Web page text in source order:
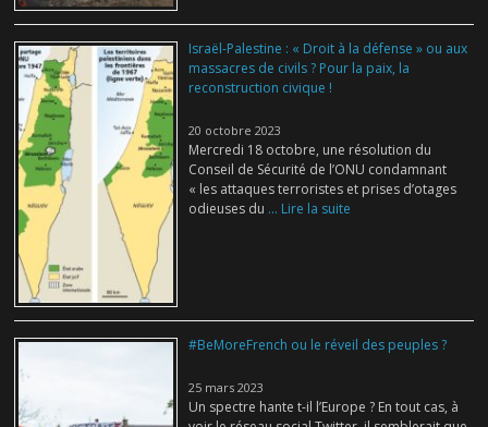
Israël-Palestine : « Droit à la défense » ou aux
massacres de civils ? Pour la paix, la
reconstruction civique !
20 octobre 2023
Mercredi 18 octobre, une résolution du
Conseil de Sécurité de l’ONU condamnant
« les attaques terroristes et prises d’otages
odieuses du ... Lire la suite
#BeMoreFrench ou le réveil des peuples ?
25 mars 2023
Un spectre hante t-il l’Europe ? En tout cas, à